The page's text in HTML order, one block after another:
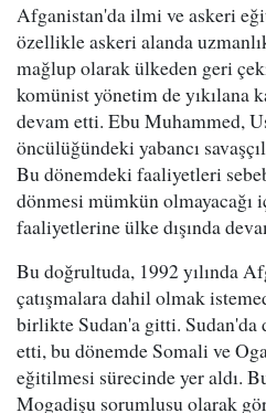
Afganistan'da ilmi ve askeri
özellikle askeri alanda
mağlup olarak ülkeden geri
komünist yönetim de yıkılana
devam etti. Ebu Muhammed,
öncülüğündeki yabancı
Bu dönemdeki faaliyetleri
dönmesi mümkün olmayacağı
faaliyetlerine ülke dışında
Bu doğrultuda, 1992 yılında
çatışmalara dahil olmak
birlikte Sudan'a gitti. Sudan'da
etti, bu dönemde Somali ve
eğitilmesi sürecinde yer aldı.
Mogadişu sorumlusu olarak